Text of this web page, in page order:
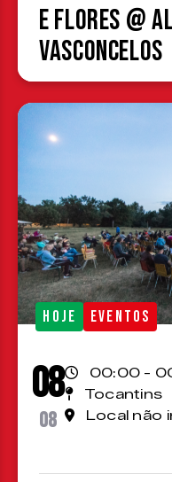
e Flores @
Vasconcelos
HOJE EVENTOS
08
08
00:00 -
Tocantins
Local não